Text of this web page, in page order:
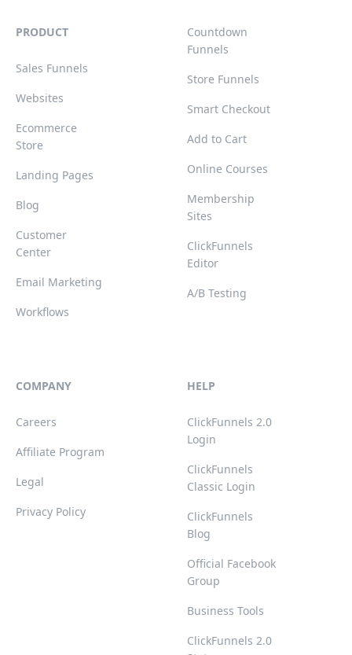
PRODUCT
Sales Funnels
Websites
Ecommerce
Store
Landing Pages
Blog
Customer
Center
Email Marketing
Workflows
Countdown
Funnels
Store Funnels
Smart Checkout
Add to Cart
Online Courses
Membership
Sites
ClickFunnels
Editor
A/B Testing
COMPANY
Careers
Affiliate Program
Legal
Privacy Policy
HELP
ClickFunnels 2.0
Login
ClickFunnels
Classic Login
ClickFunnels
Blog
Official Facebook
Group
Business Tools
ClickFunnels 2.0